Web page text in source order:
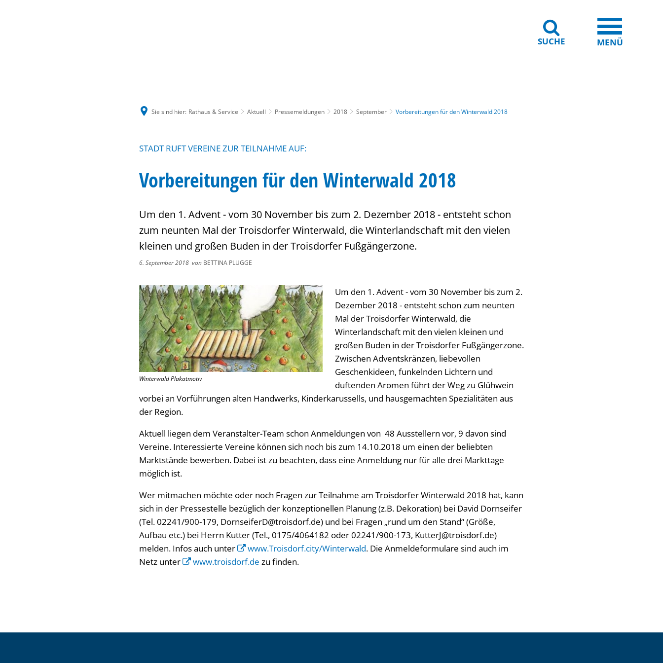
SUCHE MENÜ
Sie sind hier: Rathaus & Service Aktuell Pressemeldungen 2018 September Vorbereitungen für den Winterwald 2018
STADT RUFT VEREINE ZUR TEILNAHME AUF:
Vorbereitungen für den Winterwald 2018
Um den 1. Advent - vom 30 November bis zum 2. Dezember 2018 - entsteht schon
zum neunten Mal der Troisdorfer Winterwald, die Winterlandschaft mit den vielen
kleinen und großen Buden in der Troisdorfer Fußgängerzone.
6. September 2018 von BETTINA PLUGGE
Winterwald Plakatmotiv
Um den 1. Advent - vom 30 November bis zum 2.
Dezember 2018 - entsteht schon zum neunten
Mal der Troisdorfer Winterwald, die
Winterlandschaft mit den vielen kleinen und
großen Buden in der Troisdorfer Fußgängerzone.
Zwischen Adventskränzen, liebevollen
Geschenkideen, funkelnden Lichtern und
duftenden Aromen führt der Weg zu Glühwein
vorbei an Vorführungen alten Handwerks, Kinderkarussells, und hausgemachten Spezialitäten aus
der Region.
Aktuell liegen dem Veranstalter-Team schon Anmeldungen von 48 Ausstellern vor, 9 davon sind
Vereine. Interessierte Vereine können sich noch bis zum 14.10.2018 um einen der beliebten
Marktstände bewerben. Dabei ist zu beachten, dass eine Anmeldung nur für alle drei Markttage
möglich ist.
Wer mitmachen möchte oder noch Fragen zur Teilnahme am Troisdorfer Winterwald 2018 hat, kann
sich in der Pressestelle bezüglich der konzeptionellen Planung (z.B. Dekoration) bei David Dornseifer
(Tel. 02241/900-179, DornseiferD@troisdorf.de) und bei Fragen „rund um den Stand“ (Größe,
Aufbau etc.) bei Herrn Kutter (Tel., 0175/4064182 oder 02241/900-173, KutterJ@troisdorf.de)
melden. Infos auch unter
www.Troisdorf.city/Winterwald. Die Anmeldeformulare sind auch im
Netz unter
www.troisdorf.de zu finden.